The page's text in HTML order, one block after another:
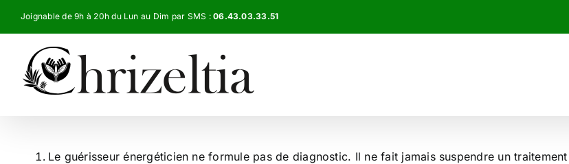
contenu
Joignable de 9h à 20h du Lun au Dim par SMS :06.43.03.33.51
Le guérisseur énergéticien ne formule pas de diagnostic. Il ne fait jamais suspendre un